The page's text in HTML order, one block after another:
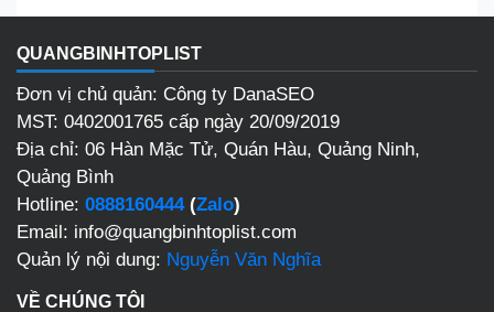
QUANGBINHTOPLIST
Đơn vị chủ quản: Công ty DanaSEO
MST: 0402001765 cấp ngày 20/09/2019
Địa chỉ: 06 Hàn Mặc Tử, Quán Hàu, Quảng Ninh,
Quảng Bình
Hotline: 0888160444(Zalo)
Email: info@quangbinhtoplist.com
Quản lý nội dung: Nguyễn Văn Nghĩa
VỀ CHÚNG TÔI